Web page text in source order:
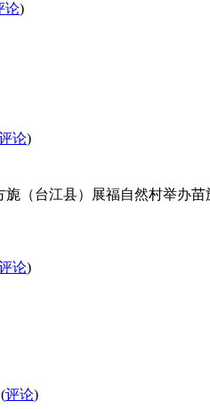
论)
论)
台江县）展福自然村举办苗
论)
(评论)